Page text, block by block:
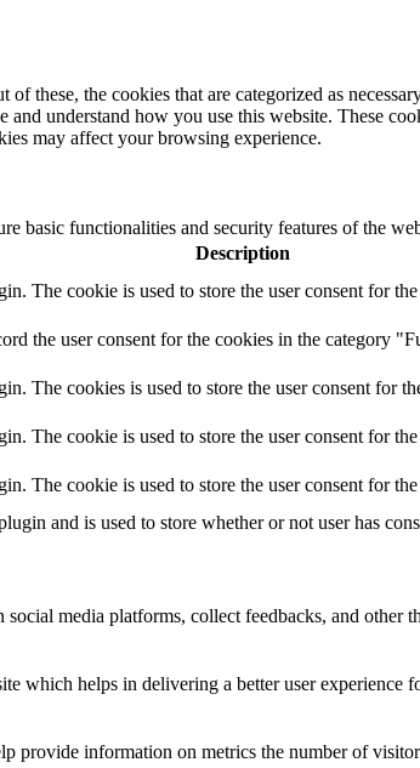
the cookies that are categorized as
understand how you use this website. These
may affect your browsing experience.
basic functionalities and security features of the
Description
The cookie is used to store the user consent for
the user consent for the cookies in the category
The cookies is used to store the user consent for
The cookie is used to store the user consent for
The cookie is used to store the user consent for
and is used to store whether or not user has
media platforms, collect feedbacks, and other
which helps in delivering a better user experience
provide information on metrics the number of